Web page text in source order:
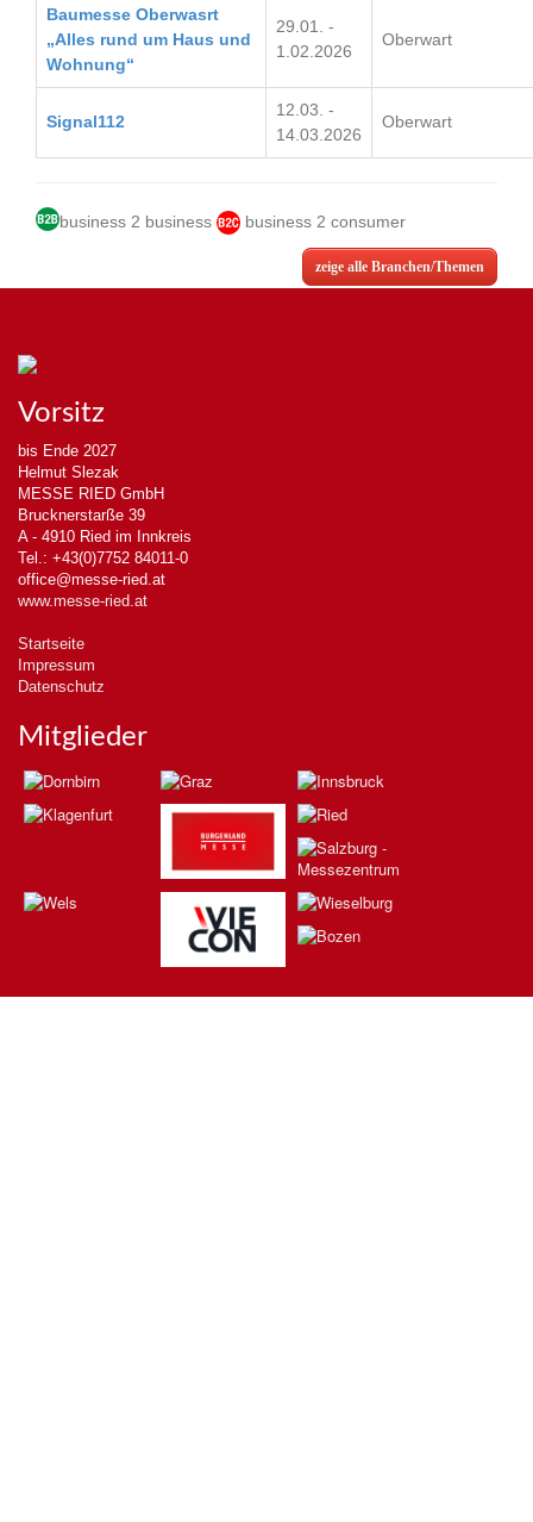
Baumesse Oberwasrt
„Alles rund um Haus und
Wohnung“
29.01. -
1.02.2026
Oberwart
Signal112
12.03. -
14.03.2026
Oberwart
business 2 business business 2 consumer
zeige alle Branchen/Themen
Vorsitz
bis Ende 2027
Helmut Slezak
MESSE RIED GmbH
Brucknerstarße 39
A - 4910 Ried im Innkreis
Tel.: +43(0)7752 84011-0
office@messe-ried.at
www.messe-ried.at
Startseite
Impressum
Datenschutz
Mitglieder